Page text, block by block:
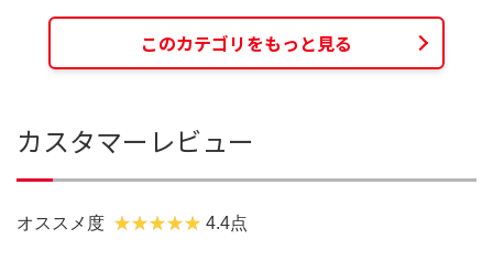
このカテゴリをもっと見る
カスタマーレビュー
オススメ度 4.4点